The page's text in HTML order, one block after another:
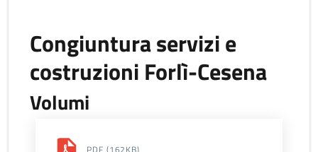
Congiuntura servizi e
costruzioni Forlì-Cesena
Volumi